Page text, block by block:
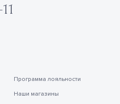
Программа лояльности
Наши магазины